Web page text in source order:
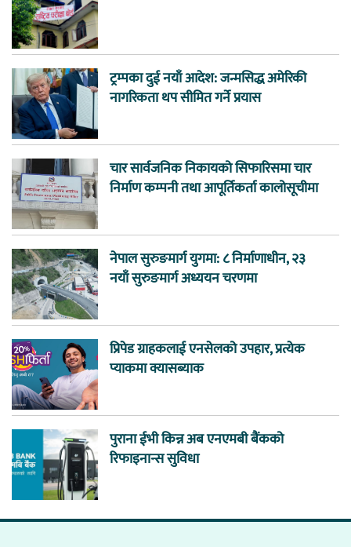
ट्रम्पका दुई नयाँ आदेश: जन्मसिद्ध अमेरिकी
नागरिकता थप सीमित गर्ने प्रयास
चार सार्वजनिक निकायको सिफारिसमा चार
निर्माण कम्पनी तथा आपूर्तिकर्ता कालोसूचीमा
नेपाल सुरुङमार्ग युगमा: ८ निर्माणाधीन, २३
नयाँ सुरुङमार्ग अध्ययन चरणमा
प्रिपेड ग्राहकलाई एनसेलको उपहार, प्रत्येक
प्याकमा क्यासब्याक
पुराना ईभी किन्न अब एनएमबी बैंकको
रिफाइनान्स सुविधा